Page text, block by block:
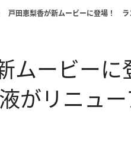
戸田恵梨香が新ムービーに登場！
ムービー
がリニュ